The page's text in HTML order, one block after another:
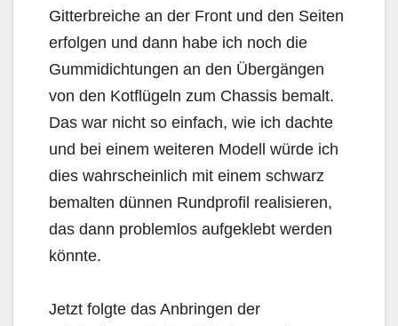
Gitterbreiche an der Front und den Seiten
erfolgen und dann habe ich noch die
Gummidichtungen an den Übergängen
von den Kotflügeln zum Chassis bemalt.
Das war nicht so einfach, wie ich dachte
und bei einem weiteren Modell würde ich
dies wahrscheinlich mit einem schwarz
bemalten dünnen Rundprofil realisieren,
das dann problemlos aufgeklebt werden
könnte.
Jetzt folgte das Anbringen der